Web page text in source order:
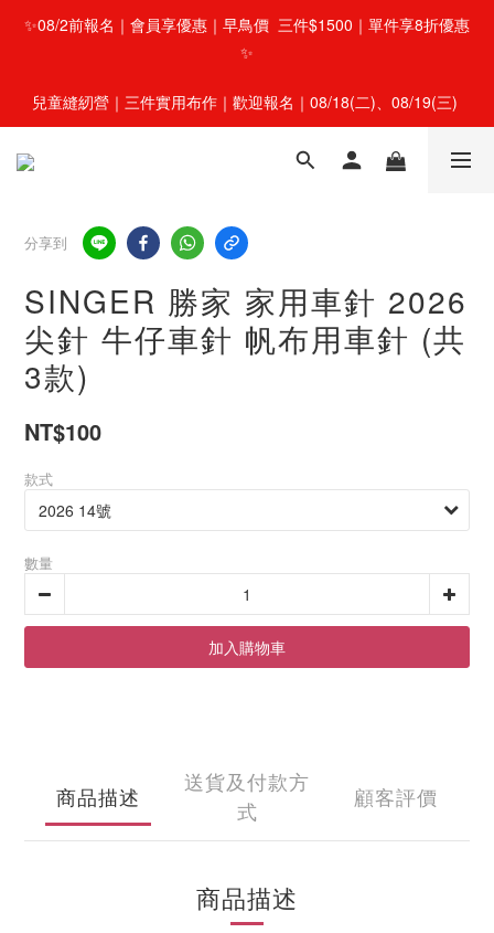
✨08/2前報名｜會員享優惠｜早鳥價  三件$1500｜單件享8折優惠
✨
兒童縫紉營｜三件實用布作｜歡迎報名｜08/18(二)、08/19(三)
分享到
SINGER 勝家 家用車針 2026
尖針 牛仔車針 帆布用車針 (共
3款)
NT$100
款式
數量
加入購物車
商品描述
送貨及付款方
式
顧客評價
商品描述